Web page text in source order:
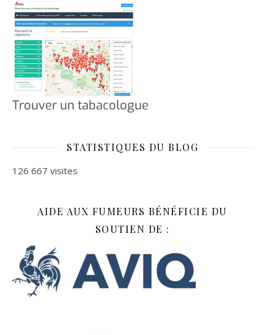
Trouver un tabacologue
STATISTIQUES DU BLOG
126 667 visites
AIDE AUX FUMEURS BÉNÉFICIE DU
SOUTIEN DE :